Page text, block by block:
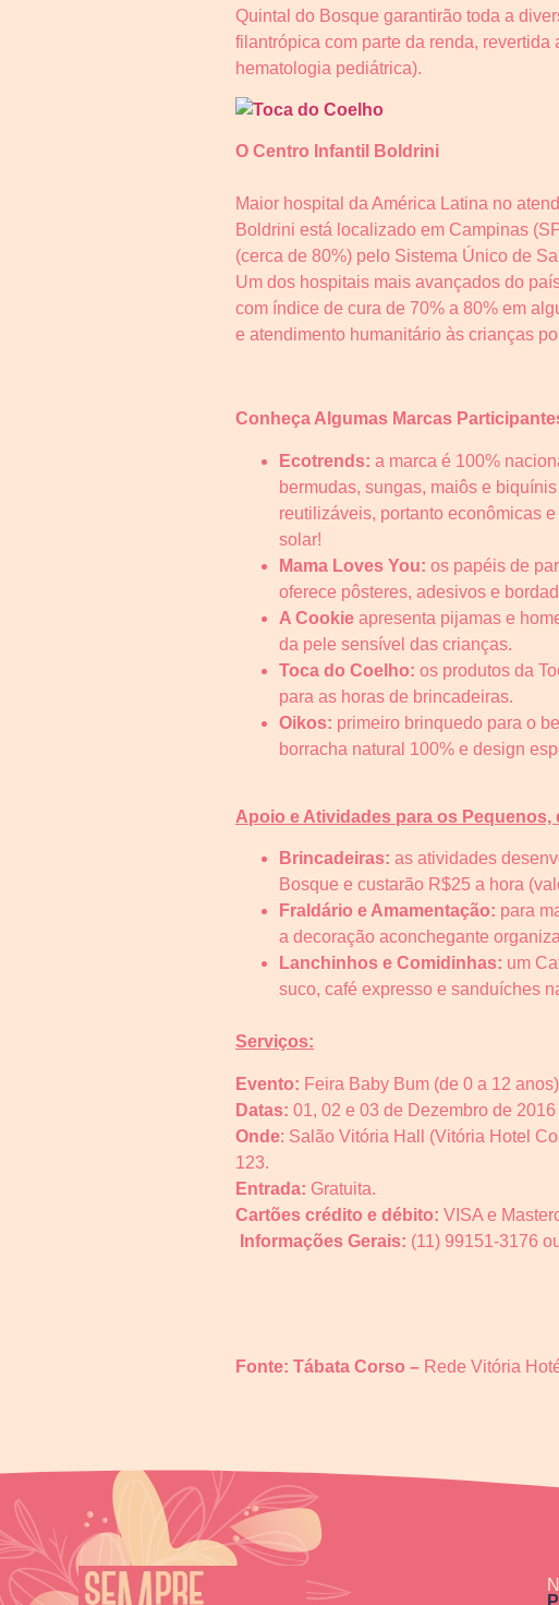
Quintal do Bosque garantirão toda a
filantrópica com parte da renda,
hematologia pediátrica).
O Centro Infantil Boldrini
Maior hospital da América Latina no
Boldrini está localizado em Campinas
(cerca de 80%) pelo Sistema Único de
Um dos hospitais mais avançados do
com índice de cura de 70% a 80% em
e atendimento humanitário às crianças
Conheça Algumas Marcas
Ecotrends: a marca é 100%
bermudas, sungas, maiôs e
reutilizáveis, portanto econômicas
solar!
Mama Loves You: os papéis de
oferece pôsteres, adesivos e
A Cookie apresenta pijamas e
da pele sensível das crianças.
Toca do Coelho: os produtos da
para as horas de brincadeiras.
Oikos: primeiro brinquedo para o
borracha natural 100% e design
Apoio e Atividades para os Pequenos,
Brincadeiras: as atividades
Bosque e custarão R$25 a hora
Fraldário e Amamentação: para
a decoração aconchegante
Lanchinhos e Comidinhas: um
suco, café expresso e sanduíches
Serviços:
Evento: Feira Baby Bum (de 0 a 12 anos)
Datas: 01, 02 e 03 de Dezembro de 2016
Onde: Salão Vitória Hall (Vitória Hotel
123.
Entrada: Gratuita.
Cartões crédito e débito: VISA e
Informações Gerais: (11) 99151-3176
Fonte: Tábata Corso – Rede Vitória